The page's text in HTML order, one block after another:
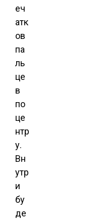
еч
атк
ов
па
ль
це
в
по
це
нтр
у.
Вн
утр
и
бу
де